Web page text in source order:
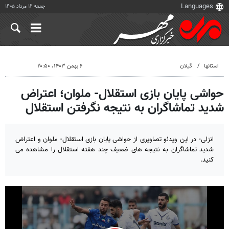
جمعه ۱۶ مرداد ۱۴۰۵
استانها گیلان ۶ بهمن ۱۴۰۳، ۲۰:۵۰
حواشی پایان بازی استقلال- ملوان؛ اعتراض
شدید تماشاگران به نتیجه نگرفتن استقلال
انزلی- در این ویدئو تصاویری از حواشی پایان بازی استقلال- ملوان و اعتراض
شدید تماشاگران به نتیجه های ضعیف چند هفته استقلال را مشاهده می
کنید.